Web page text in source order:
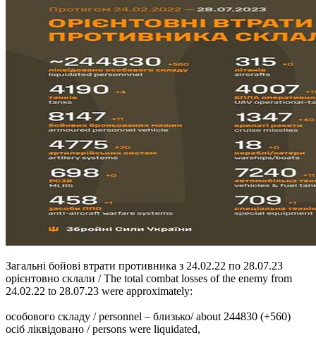
Загальні бойові втрати противника з 24.02.22 по 28.07.23
орієнтовно склали / The total combat losses of the enemy from
24.02.22 to 28.07.23 were approximately:
особового складу / personnel ‒ близько/ about 244830 (+560)
осіб ліквідовано / persons were liquidated,